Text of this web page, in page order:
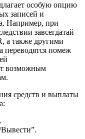
особую опцию
записей и
Например, при
завсегдатай
а также другими
переводятся помеж
возможным
средств и выплаты